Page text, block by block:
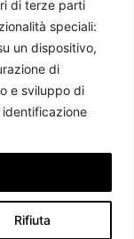
di terze parti
speciali:
un dispositivo,
di
e sviluppo di
Rifiuta
rappresentare la
da Licenza CC